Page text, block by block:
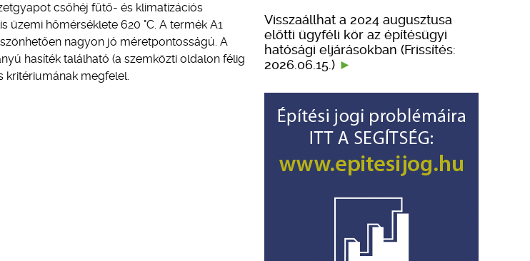
csőhéj fűtő- és klimatizációs
hőmérséklete 620 °C. A termék A1
nagyon jó méretpontosságú. A
hasíték található (a szemközti oldalon félig
kritériumának megfelel.
Visszaállhat a 2024 augusztusa
előtti ügyféli kör az építésügyi
hatósági eljárásokban (Frissítés:
2026.06.15.)